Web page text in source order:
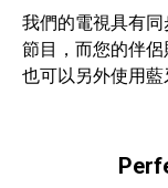
我們的電視具有
節目，而您的伴侶
也可以另外使用藍